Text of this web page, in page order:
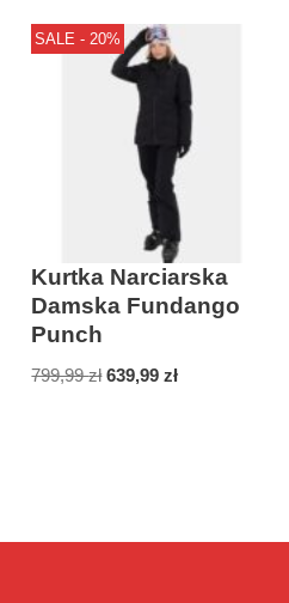
SALE - 20%
Kurtka Narciarska
Damska Fundango
Punch
799,99zł 639,99zł